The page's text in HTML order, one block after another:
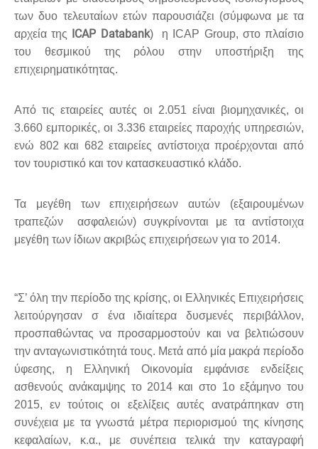
των δυο τελευταίων ετώνπαρουσιάζει (σύμφωνα με τα
αρχεία της ICAP Databank) η ΙCAP Group, στο πλαίσιο
του θεσμικού της ρόλου στην υποστήριξη της
επιχειρηματικότητας.
Από τις εταιρείες αυτές οι 2.051 είναι βιομηχανικές, οι
3.660 εμπορικές, οι 3.336 εταιρείες παροχής υπηρεσιών,
ενώ 802 και 682 εταιρείες αντίστοιχα προέρχονται από
τον τουριστικό και τον κατασκευαστικό κλάδο.
Τα μεγέθη των επιχειρήσεων αυτών (εξαιρουμένων
τραπεζών  ασφαλειών) συγκρίνονται με τα αντίστοιχα
μεγέθη των ίδιων ακριβώς επιχειρήσεων για το 2014.
“Σ’ όλη την περίοδο της κρίσης, οι Ελληνικές Επιχειρήσεις
λειτούργησαν σ ένα ιδιαίτερα δυσμενές περιβάλλον,
προσπαθώντας να προσαρμοστούν και να βελτιώσουν
την ανταγωνιστικότητά τους. Μετά από μία μακρά περίοδο
ύφεσης, η Ελληνική Οικονομία εμφάνισε ενδείξεις
ασθενούς ανάκαμψης το 2014 και στο 1ο εξάμηνο του
2015, εν τούτοις οι εξελίξεις αυτές ανατράπηκαν στη
συνέχεια με τα γνωστά μέτρα περιορισμού της κίνησης
κεφαλαίων, κ.α., με συνέπεια τελικά την καταγραφή